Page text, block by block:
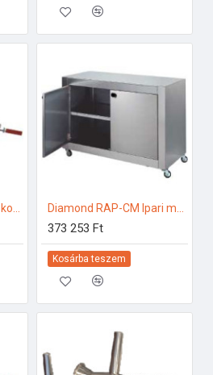
373 253 Ft
Kosárba teszem